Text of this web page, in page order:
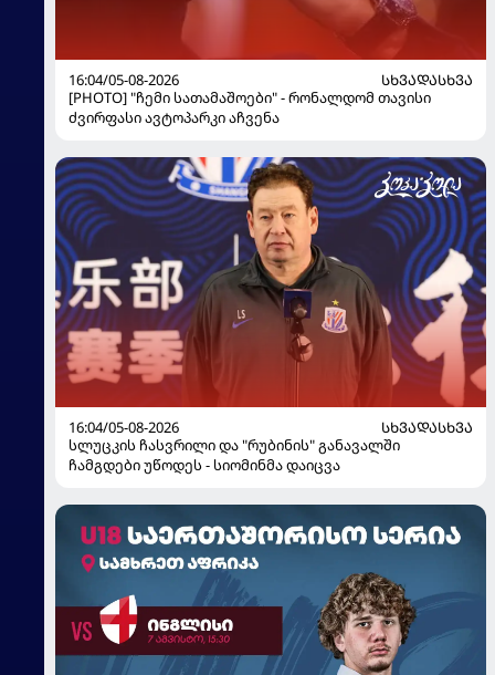
16:04/05-08-2026
ᲡᲮᲕᲐᲓᲐᲡᲮᲕᲐ
[PHOTO] "ჩემი სათამაშოები" - რონალდომ თავისი
ძვირფასი ავტოპარკი აჩვენა
16:04/05-08-2026
ᲡᲮᲕᲐᲓᲐᲡᲮᲕᲐ
სლუცკის ჩასვრილი და "რუბინის" განავალში
ჩამგდები უწოდეს - სიომინმა დაიცვა